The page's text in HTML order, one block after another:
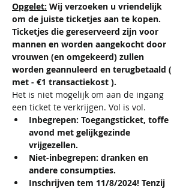
Opgelet: Wij verzoeken u vriendelijk
om de juiste ticketjes aan te kopen.
Ticketjes die gereserveerd zijn voor
mannen en worden aangekocht door
vrouwen (en omgekeerd) zullen
worden geannuleerd en terugbetaald (
met - €1 transactiekost ).
Het is niet mogelijk om aan de ingang
een ticket te verkrijgen. Vol is vol.
Inbegrepen: Toegangsticket, toffe
avond met gelijkgezinde
vrijgezellen.
Niet-inbegrepen: dranken en
andere consumpties.
Inschrijven tem 11/8/2024! Tenzij